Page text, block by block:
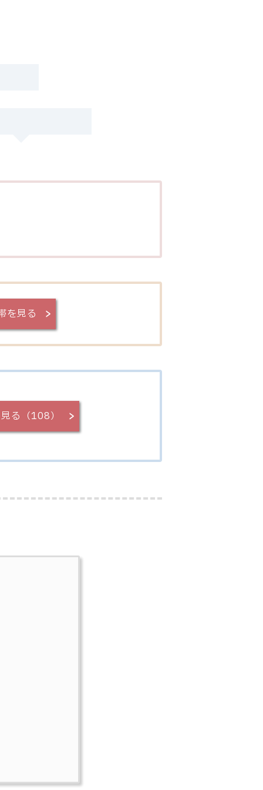
を見る
る（108）